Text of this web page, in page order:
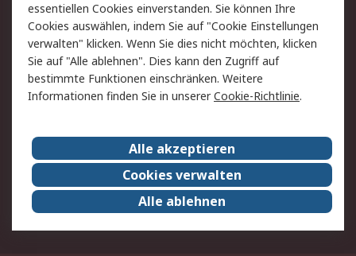
RS Verkaufs- und
Lieferbedingungen
Datenschutz
Cookie-Richtlinie
Zahlungsbedingungen
Impressum
Webseite Konditionen
RS weltweit
Karriere bei RS
Nachhaltigkeit
Qualität/Zertifikate
Presse-Center
Event-Center
essentiellen Cookies einverstanden. Sie können Ihre
Cookies auswählen, indem Sie auf "Cookie Einstellungen
verwalten" klicken. Wenn Sie dies nicht möchten, klicken
Sie auf "Alle ablehnen". Dies kann den Zugriff auf
bestimmte Funktionen einschränken. Weitere
Informationen finden Sie in unsererCookie-Richtlinie.
Alle akzeptieren
Cookies verwalten
Alle ablehnen